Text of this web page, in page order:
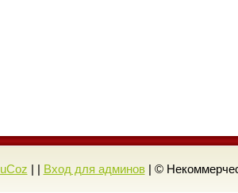
uCoz Вход для админов| ©